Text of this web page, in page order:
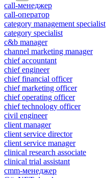
call-менеджер
call-оператор
category management specialist
category specialist
c&b manager
channel marketing manager
chief accountant
chief engineer
chief financial officer
chief marketing officer
chief operating officer
chief technology officer
civil engineer
client manager
client service director
client service manager
clinical research associate
clinical trial assistant
cmm-менеджер